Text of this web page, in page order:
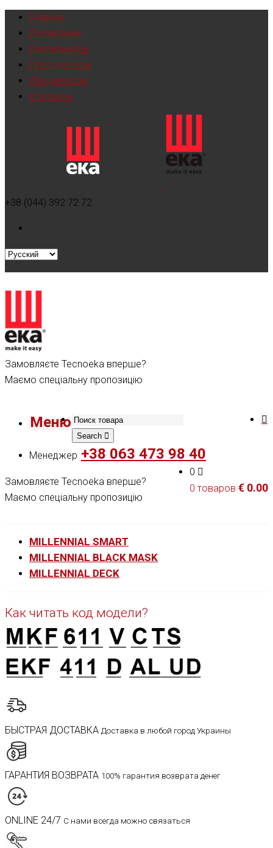
Главная
О компании
Сертификаты
Пресс-релизы
Для дилеров
Контакты
+38 (044) 392 72 72
Замовляєте Tecnoeka вперше?
Маємо спеціальну пропозицію
Меню
Search
Менеджер +38 063 473 98 40
0
0 товаров € 0.00
Замовляєте Tecnoeka вперше?
Маємо спеціальну пропозицію
MILLENNIAL SMART
MILLENNIAL BLACK MASK
MILLENNIAL DECK
Как читать код модели?
БЫСТРАЯ ДОСТАВКА Доставка в любой город Украины
ГАРАНТИЯ ВОЗВРАТА 100% гарантия возврата денег
ONLINE 24/7 С нами всегда можно связаться